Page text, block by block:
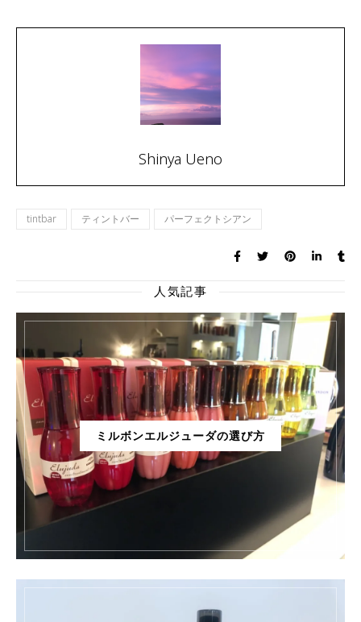
Shinya Ueno
tintbar ティントバー パーフェクトシアン
人気記事
ミルボンエルジューダの選び方